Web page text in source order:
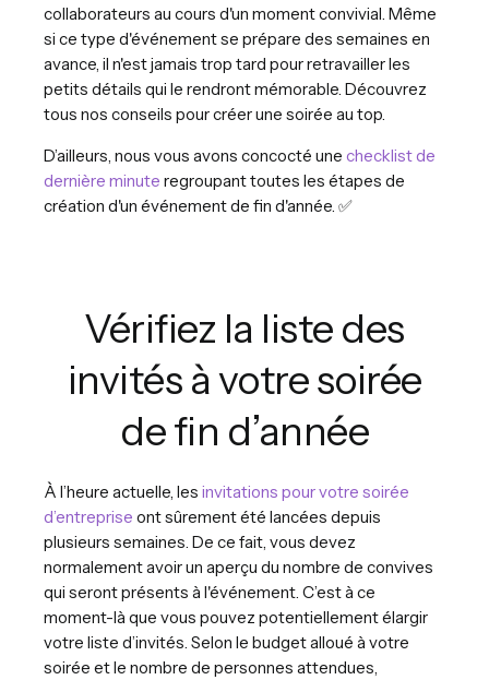
collaborateurs au cours d'un moment convivial. Même
si ce type d'événement se prépare des semaines en
avance, il n'est jamais trop tard pour retravailler les
petits détails qui le rendront mémorable. Découvrez
tous nos conseils pour créer une soirée au top.
D’ailleurs, nous vous avons concocté une checklist de
dernière minute regroupant toutes les étapes de
création d'un événement de fin d'année. ✅
Vérifiez la liste des
invités à votre soirée
de fin d’année
À l’heure actuelle, les invitations pour votre soirée
d’entreprise ont sûrement été lancées depuis
plusieurs semaines. De ce fait, vous devez
normalement avoir un aperçu du nombre de convives
qui seront présents à l'événement. C’est à ce
moment-là que vous pouvez potentiellement élargir
votre liste d’invités. Selon le budget alloué à votre
soirée et le nombre de personnes attendues,